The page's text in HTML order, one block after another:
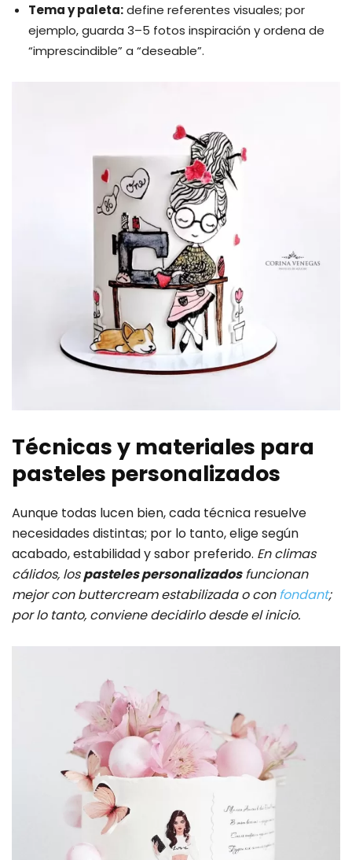
Tema y paleta:define referentes visuales; por
ejemplo, guarda 3–5 fotos inspiración y ordena de
“imprescindible” a “deseable”.
Técnicas y materiales para
pasteles personalizados
Aunque todas lucen bien, cada técnica resuelve
necesidades distintas; por lo tanto, elige según
acabado, estabilidad y sabor preferido. En climas
cálidos, lospasteles personalizadosfuncionan
mejor con buttercream estabilizada o confondant;
por lo tanto, conviene decidirlo desde el inicio.